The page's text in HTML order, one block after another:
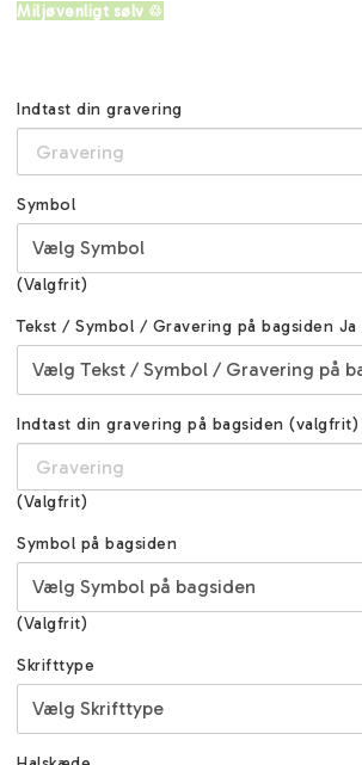
Miljøvenligt sølv ♲
Indtast din gravering
Symbol
(Valgfrit)
Tekst / Symbol / Gravering på bagsiden
Indtast din gravering på bagsiden (valgfrit)
(Valgfrit)
Symbol på bagsiden
(Valgfrit)
Skrifttype